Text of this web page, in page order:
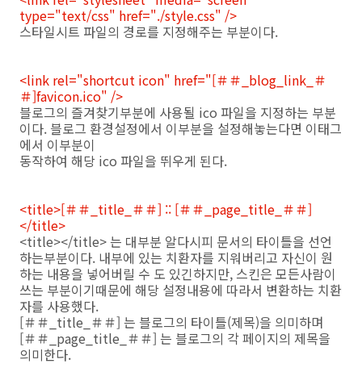
type="text/css" href="./style.css" />
스타일시트 파일의 경로를 지정해주는 부분이다.
<link rel="shortcut icon" href="[＃＃_blog_link_＃
＃]favicon.ico" />
블로그의 즐겨찾기부분에 사용될 ico 파일을 지정하는 부분
이다. 블로그 환경설정에서 이부분을 설정해놓는다면 이태그
에서 이부분이
동작하여 해당 ico 파일을 뛰우게 된다.
<title>[＃＃_title_＃＃] :: [＃＃_page_title_＃＃]
</title>
<title></title> 는 대부분 알다시피 문서의 타이틀을 선언
하는부분이다. 내부에 있는 치환자를 지워버리고 자신이 원
하는 내용을 넣어버릴 수 도 있긴하지만, 스킨은 모든사람이
쓰는 부분이기때문에 해당 설정내용에 따라서 변환하는 치환
자를 사용했다.
[＃＃_title_＃＃] 는 블로그의 타이틀(제목)을 의미하며
[＃＃_page_title_＃＃] 는 블로그의 각 페이지의 제목을
의미한다.